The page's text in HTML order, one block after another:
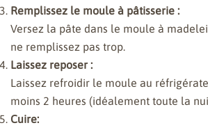
Remplissez le moule à pâtisserie :
Versez la pâte dans le moule à
ne remplissez pas trop.
Laissez reposer :
Laissez refroidir le moule au
moins 2 heures (idéalement toute la
Cuire: